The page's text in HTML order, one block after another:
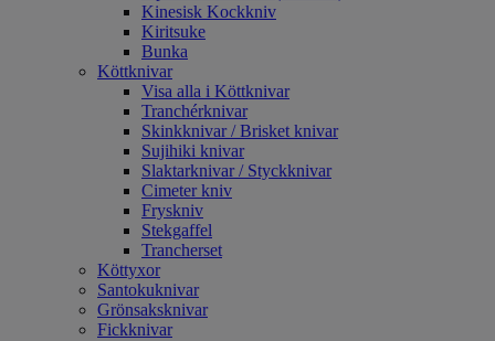
Kinesisk Kockkniv
Kiritsuke
Bunka
Köttknivar
Visa alla i Köttknivar
Tranchérknivar
Skinkknivar / Brisket knivar
Sujihiki knivar
Slaktarknivar / Styckknivar
Cimeter kniv
Fryskniv
Stekgaffel
Trancherset
Köttyxor
Santokuknivar
Grönsaksknivar
Fickknivar